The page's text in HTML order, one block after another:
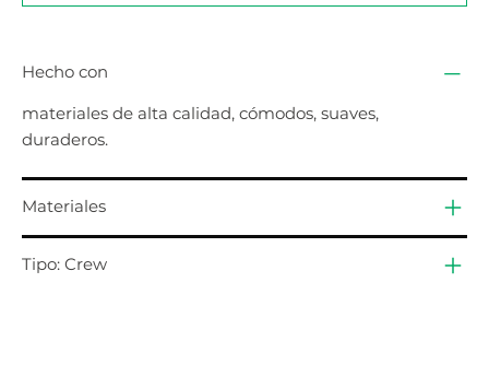
Hecho con
materiales de alta calidad, cómodos, suaves,
duraderos.
Materiales
Tipo: Crew